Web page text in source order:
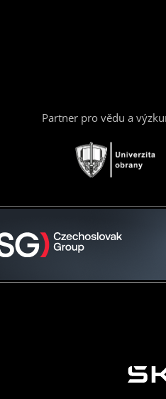
Partner pro vědu a